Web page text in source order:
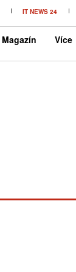
IT NEWS 24
Magazín Více